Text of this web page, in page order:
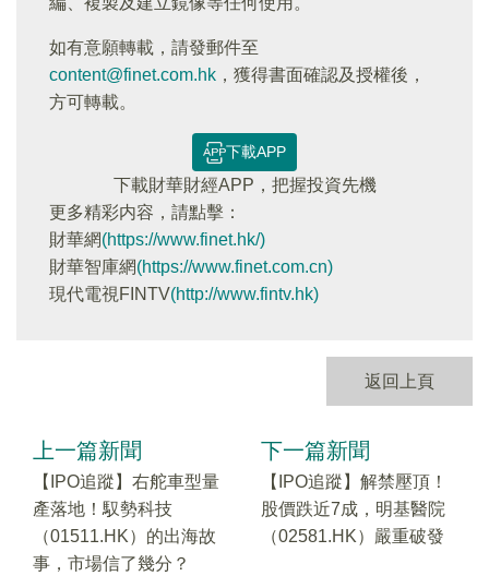
如有意願轉載，請發郵件至
content@finet.com.hk ，獲得書面確認及授權後，
方可轉載。
下載APP
下載財華財經APP，把握投資先機
更多精彩内容，請點擊：
財華網(https://www.finet.hk/)
財華智庫網(https://www.finet.com.cn)
現代電視FINTV(http://www.fintv.hk)
返回上頁
上一篇新聞
【IPO追蹤】右舵車型量
產落地！馭勢科技
（01511.HK）的出海故
事，市場信了幾分？
下一篇新聞
【IPO追蹤】解禁壓頂！
股價跌近7成，明基醫院
（02581.HK）嚴重破發